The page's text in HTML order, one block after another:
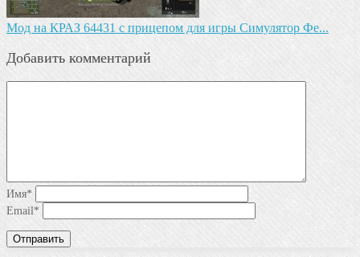
Мод на КРАЗ 64431 с прицепом для игры Симулятор Фе...
Добавить комментарий
Имя*
Email*